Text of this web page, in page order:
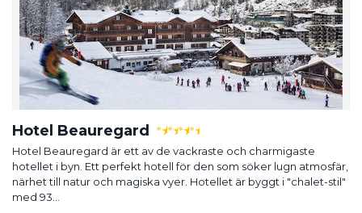
Hotel Beauregard ★★★★
Hotel Beauregard är ett av de vackraste och charmigaste
hotellet i byn. Ett perfekt hotell för den som söker lugn atmosfär,
närhet till natur och magiska vyer. Hotellet är byggt i "chalet-stil"
med 93...